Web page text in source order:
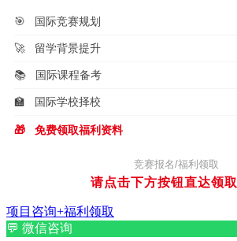
🎯 国际竞赛规划
🚀 留学背景提升
📚 国际课程备考
🏫 国际学校择校
🎁 免费领取福利资料
竞赛报名/福利领取
请点击下方按钮直达领取
项目咨询+福利领取
💬 微信咨询